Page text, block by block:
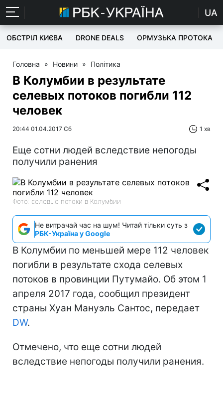
UA
ОБСТРІЛ КИЄВА DRONE DEALS ОРМУЗЬКА ПРОТОКА
Головна » Новини » Політика
В Колумбии в результате
селевых потоков погибли 112
человек
20:44 01.04.2017 Сб 1 хв
Еще сотни людей вследствие непогоды
получили ранения
Фото: селевые потоки в Колумбии
Не витрачай час на шум! Читай тільки суть з
РБК-Україна у Google
В Колумбии по меньшей мере 112 человек
погибли в результате схода селевых
потоков в провинции Путумайо. Об этом 1
апреля 2017 года, сообщил президент
страны Хуан Мануэль Сантос, передает
DW.
Отмечено, что еще сотни людей
вследствие непогоды получили ранения.